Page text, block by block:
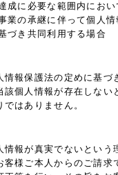
成に必要な範囲内にお
業の承継に伴って個人
づき共同利用する場合
情報保護法の定めに基
該個人情報が存在しな
はありません。
報が真実でないとい
様ご本人からのご請